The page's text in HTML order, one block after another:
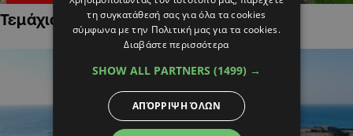
Τεμάχια Γης σε Οικιστικές Περιοχές
τη συγκατάθεσή σας για όλα τα cookies
σύμφωνα με την Πολιτική μας για τα cookies.
Διαβάστε περισσότερα
SHOW ALL PARTNERS (1499) →
ΑΠΌΡΡΙΨΗ ΌΛΩΝ